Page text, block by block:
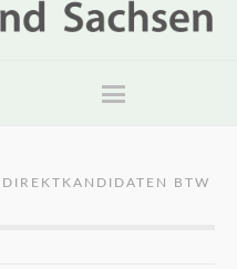
DIREKTKANDIDATEN BTW